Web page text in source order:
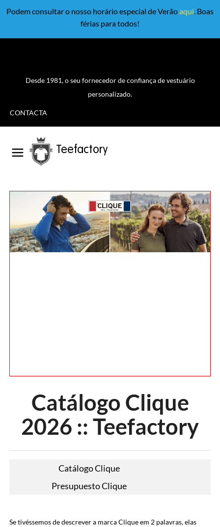
Podem consultar o nosso horário especial de Verãoaqui. Boas
férias para todos!
Desde 1981, o seu fornecedor de confiança de vestuário
personalizado.
CONTACTA
Teefactory
Catálogo Clique
2026 :: Teefactory
Catálogo Clique
Presupuesto Clique
Se tivéssemos de descrever a marca Clique em 2 palavras, elas